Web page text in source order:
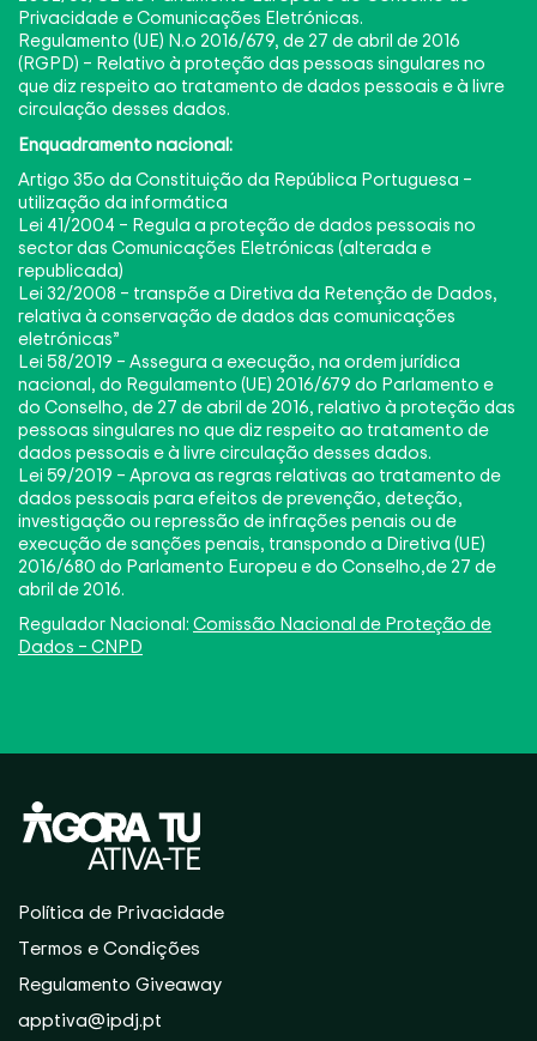
Privacidade e Comunicações Eletrónicas.
Regulamento (UE) N.o 2016/679, de 27 de abril de 2016
(RGPD) – Relativo à proteção das pessoas singulares no
que diz respeito ao tratamento de dados pessoais e à livre
circulação desses dados.
Enquadramento nacional:
Artigo 35o da Constituição da República Portuguesa –
utilização da informática
Lei 41/2004 – Regula a proteção de dados pessoais no
sector das Comunicações Eletrónicas (alterada e
republicada)
Lei 32/2008 – transpõe a Diretiva da Retenção de Dados,
relativa à conservação de dados das comunicações
eletrónicas”
Lei 58/2019 – Assegura a execução, na ordem jurídica
nacional, do Regulamento (UE) 2016/679 do Parlamento e
do Conselho, de 27 de abril de 2016, relativo à proteção das
pessoas singulares no que diz respeito ao tratamento de
dados pessoais e à livre circulação desses dados.
Lei 59/2019 – Aprova as regras relativas ao tratamento de
dados pessoais para efeitos de prevenção, deteção,
investigação ou repressão de infrações penais ou de
execução de sanções penais, transpondo a Diretiva (UE)
2016/680 do Parlamento Europeu e do Conselho,de 27 de
abril de 2016.
Regulador Nacional:Comissão Nacional de Proteção de
Dados – CNPD
Política de Privacidade
Termos e Condições
Regulamento Giveaway
apptiva@ipdj.pt